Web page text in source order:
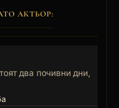
АКТЬОР:
два почивни дни,